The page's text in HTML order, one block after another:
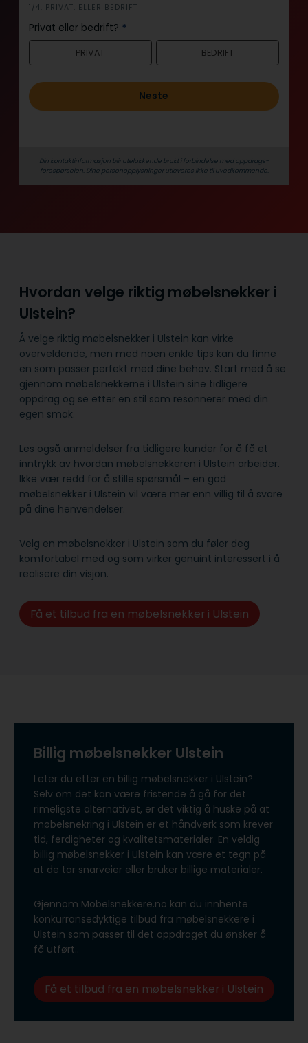
i
n
n
o
d
1/4: PRIVAT, ELLER BEDRIFT
Privat eller bedrift? *
PRIVAT BEDRIFT
Neste
Din kontaktinformasjon blir utelukkende brukt i forbindelse med oppdrags­
forespørselen. Dine person­­opplysninger utleveres ikke til uvedkommende.
Hvordan velge riktig møbelsnekker i
Ulstein?
Å velge riktig møbelsnekker i Ulstein kan virke
overveldende, men med noen enkle tips kan du finne
en som passer perfekt med dine behov. Start med å se
gjennom møbelsnekkerne i Ulstein sine tidligere
oppdrag og se etter en stil som resonnerer med din
egen smak.
Les også anmeldelser fra tidligere kunder for å få et
inntrykk av hvordan møbelsnekkeren i Ulstein arbeider.
Ikke vær redd for å stille spørsmål – en god
møbelsnekker i Ulstein vil være mer enn villig til å svare
på dine henvendelser.
Velg en møbelsnekker i Ulstein som du føler deg
komfortabel med og som virker genuint interessert i å
realisere din visjon.
Få et tilbud fra en møbelsnekker i Ulstein
Billig møbelsnekker Ulstein
Leter du etter en billig møbelsnekker i Ulstein?
Selv om det kan være fristende å gå for det
rimeligste alternativet, er det viktig å huske på at
møbelsnekring i Ulstein er et håndverk som krever
tid, ferdigheter og kvalitetsmaterialer. En veldig
billig møbelsnekker i Ulstein kan være et tegn på
at de tar snarveier eller bruker billige materialer.
Gjennom Mobelsnekkere.no kan du innhente
konkurransedyktige tilbud fra møbelsnekkere i
Ulstein som passer til det oppdraget du ønsker å
få utført..
Få et tilbud fra en møbelsnekker i Ulstein